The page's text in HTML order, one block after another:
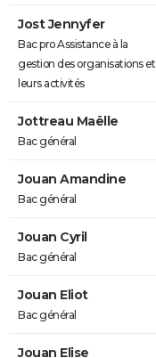
Jost Jennyfer
Bac pro Assistance à la
gestion des organisations et
leurs activités
Jottreau Maëlle
Bac général
Jouan Amandine
Bac général
Jouan Cyril
Bac général
Jouan Eliot
Bac général
Jouan Elise